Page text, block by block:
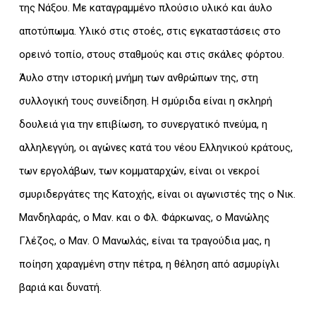
της Νάξου. Με καταγραμμένο πλούσιο υλικό και άυλο
αποτύπωμα. Υλικό στις στοές, στις εγκαταστάσεις στο
ορεινό τοπίο, στους σταθμούς και στις σκάλες φόρτου.
Άυλο στην ιστορική μνήμη των ανθρώπων της, στη
συλλογική τους συνείδηση. Η σμύριδα είναι η σκληρή
δουλειά για την επιβίωση, το συνεργατικό πνεύμα, η
αλληλεγγύη, οι αγώνες κατά του νέου Ελληνικού κράτους,
των εργολάβων, των κομματαρχών, είναι οι νεκροί
σμυριδεργάτες της Κατοχής, είναι οι αγωνιστές της ο Νικ.
Μανδηλαράς, ο Μαν. και ο Φλ. Φάρκωνας, ο Μανώλης
Γλέζος, ο Μαν. Ο Μανωλάς, είναι τα τραγούδια μας, η
ποίηση χαραγμένη στην πέτρα, η θέληση από ασμυρίγλι
βαριά και δυνατή.